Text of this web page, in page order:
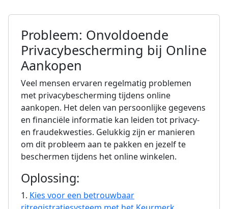
Probleem: Onvoldoende
Privacybescherming bij Online
Aankopen
Veel mensen ervaren regelmatig problemen
met privacybescherming tijdens online
aankopen. Het delen van persoonlijke gegevens
en financiële informatie kan leiden tot privacy-
en fraudekwesties. Gelukkig zijn er manieren
om dit probleem aan te pakken en jezelf te
beschermen tijdens het online winkelen.
Oplossing:
1. Kies voor een betrouwbaar